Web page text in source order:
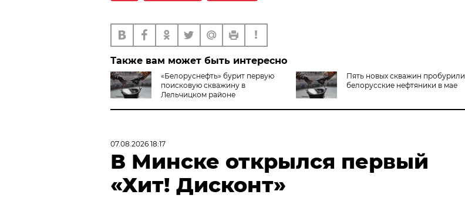
Также вам может быть интересно
«Белоруснефть» бурит первую
поисковую скважину в
Лельчицком районе
Пять новых скважин пробурили
белорусские нефтяники в мае
07.08.2026 18:17
В Минске открылся первый
«Хит! Дисконт»